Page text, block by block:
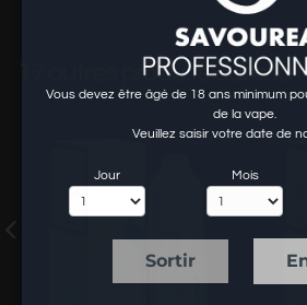
17 autres produits dans
Vous devez être âgé de 18 ans minimum
de la vape.
Veuillez saisir votre date de
Jour Mois
Sortir